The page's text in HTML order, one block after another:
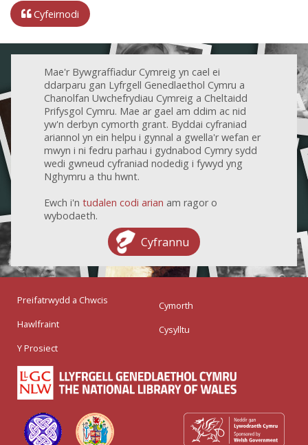
Cyfeirnodi
Mae'r Bywgraffiadur Cymreig yn cael ei
ddarparu gan Lyfrgell Genedlaethol Cymru a
Chanolfan Uwchefrydiau Cymreig a Cheltaidd
Prifysgol Cymru. Mae ar gael am ddim ac nid
yw'n derbyn cymorth grant. Byddai cyfraniad
ariannol yn ein helpu i gynnal a gwella'r wefan er
mwyn i ni fedru parhau i gydnabod Cymry sydd
wedi gwneud cyfraniad nodedig i fywyd yng
Nghymru a thu hwnt.
Ewch i'n tudalen codi arian am ragor o
wybodaeth.
Cyfrannu
Preifatrwydd a Chwcis
Hawlfraint
Y Prosiect
Cymorth
Cysylltu